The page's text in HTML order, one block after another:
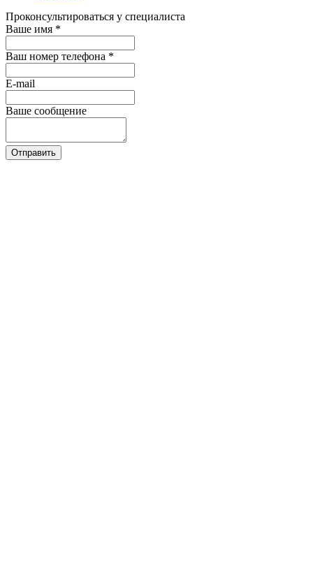
Проконсультироваться у специалиста
Ваше имя *
Ваш номер телефона *
E-mail
Ваше сообщение
Отправить